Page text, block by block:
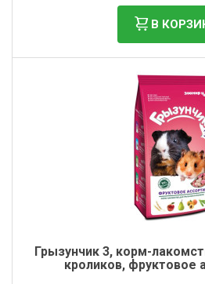
В
Грызунчик 3, корм-
кроликов, фруктовое